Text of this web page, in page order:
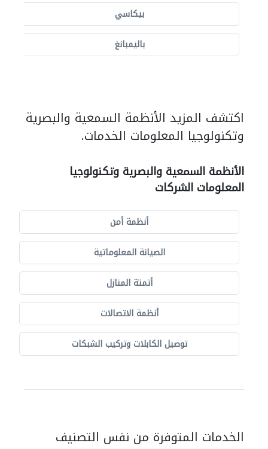
بيكاسي
باليمبانغ
اكتشف المزيد الأنظمة السمعية والبصرية
وتكنولوجيا المعلومات الخدمات.
الأنظمة السمعية والبصرية وتكنولوجيا
المعلومات الشركات
أنظمة أمن
الصيانة المعلوماتية
أتمتة المنازل
أنظمة الاتصالات
توصيل الكابلات وتركيب الشبكات
الخدمات المتوفرة من نفس التصنيف